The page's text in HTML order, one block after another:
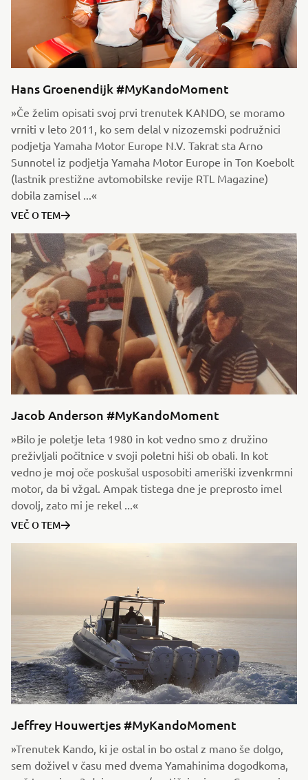
Hans Groenendijk #MyKandoMoment
»Če želim opisati svoj prvi trenutek KANDO, se moramo
vrniti v leto 2011, ko sem delal v nizozemski podružnici
podjetja Yamaha Motor Europe N.V. Takrat sta Arno
Sunnotel iz podjetja Yamaha Motor Europe in Ton Koebolt
(lastnik prestižne avtomobilske revije RTL Magazine)
dobila zamisel ...«
VEČ O TEM
Jacob Anderson #MyKandoMoment
»Bilo je poletje leta 1980 in kot vedno smo z družino
preživljali počitnice v svoji poletni hiši ob obali. In kot
vedno je moj oče poskušal usposobiti ameriški izvenkrmni
motor, da bi vžgal. Ampak tistega dne je preprosto imel
dovolj, zato mi je rekel ...«
VEČ O TEM
Jeffrey Houwertjes #MyKandoMoment
»Trenutek Kando, ki je ostal in bo ostal z mano še dolgo,
sem doživel v času med dvema Yamahinima dogodkoma,